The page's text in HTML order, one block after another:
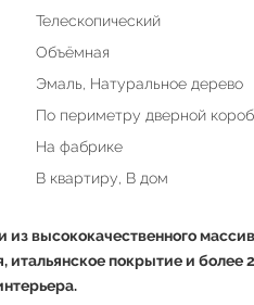
Телескопический
Объёмная
Эмаль, Натуральное дерево
По периметру дверной
На фабрике
В квартиру, В дом
высококачественного
итальянское покрытие и более